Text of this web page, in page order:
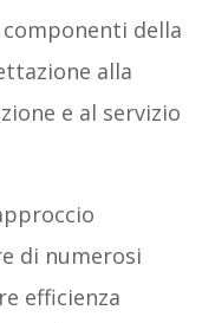
della
alla
e al servizio
di numerosi
efficienza